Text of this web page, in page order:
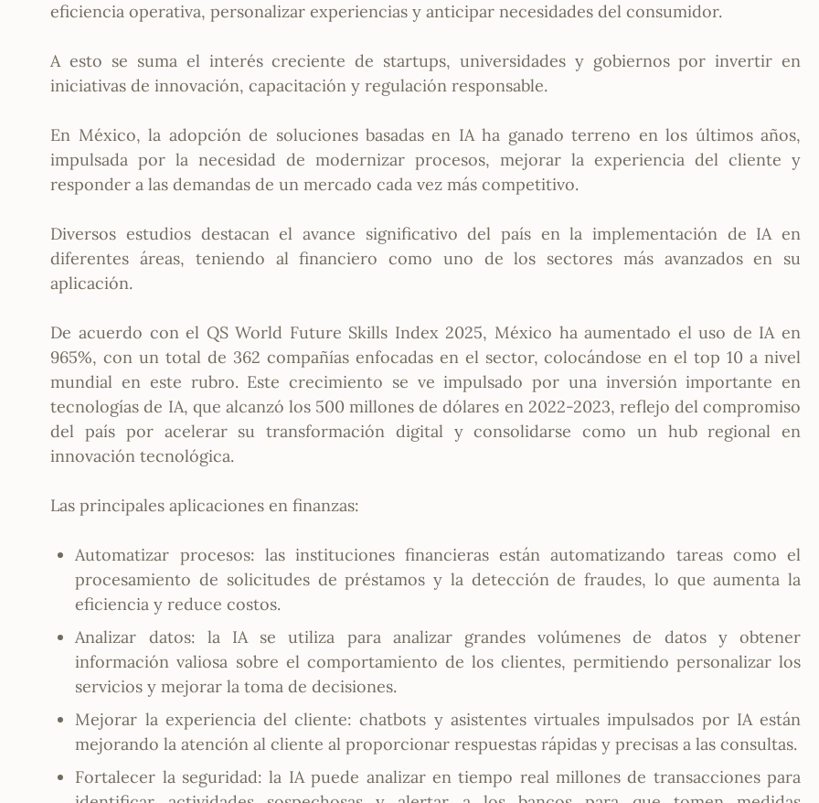
eficiencia operativa, personalizar experiencias y anticipar necesidades del consumidor.
A esto se suma el interés creciente de startups, universidades y gobiernos por invertir en
iniciativas de innovación, capacitación y regulación responsable.
En México, la adopción de soluciones basadas en IA ha ganado terreno en los últimos años,
impulsada por la necesidad de modernizar procesos, mejorar la experiencia del cliente y
responder a las demandas de un mercado cada vez más competitivo.
Diversos estudios destacan el avance significativo del país en la implementación de IA en
diferentes áreas, teniendo al financiero como uno de los sectores más avanzados en su
aplicación.
De acuerdo con el QS World Future Skills Index 2025, México ha aumentado el uso de IA en
965%, con un total de 362 compañías enfocadas en el sector, colocándose en el top 10 a nivel
mundial en este rubro. Este crecimiento se ve impulsado por una inversión importante en
tecnologías de IA, que alcanzó los 500 millones de dólares en 2022-2023, reflejo del compromiso
del país por acelerar su transformación digital y consolidarse como un hub regional en
innovación tecnológica.
Las principales aplicaciones en finanzas:
Automatizar procesos: las instituciones financieras están automatizando tareas como el
procesamiento de solicitudes de préstamos y la detección de fraudes, lo que aumenta la
eficiencia y reduce costos.
Analizar datos: la IA se utiliza para analizar grandes volúmenes de datos y obtener
información valiosa sobre el comportamiento de los clientes, permitiendo personalizar los
servicios y mejorar la toma de decisiones.
Mejorar la experiencia del cliente: chatbots y asistentes virtuales impulsados por IA están
mejorando la atención al cliente al proporcionar respuestas rápidas y precisas a las consultas.
Fortalecer la seguridad: la IA puede analizar en tiempo real millones de transacciones para